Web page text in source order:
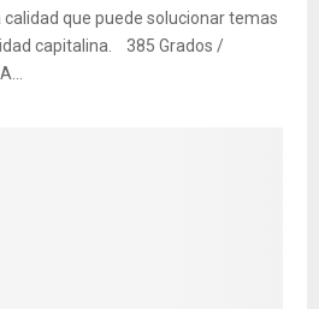
que puede solucionar temas
capitalina. 385 Grados /